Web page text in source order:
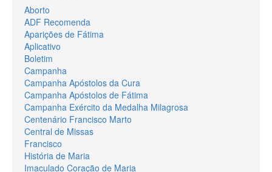
Aborto
ADF Recomenda
Aparições de Fátima
Aplicativo
Boletim
Campanha
Campanha Apóstolos da Cura
Campanha Apóstolos de Fátima
Campanha Exército da Medalha Milagrosa
Centenário Francisco Marto
Central de Missas
Francisco
História de Maria
Imaculado Coração de Maria